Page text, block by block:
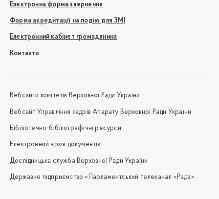
Електронна форма звернення
Форма акредитації на подію для ЗМІ
Електронний кабінет громадянина
Контакти
Вебсайти комітетів Верховної Ради України
Вебсайт Управління кадрів Апарату Верховної Ради України
Бібліотечно-бібліографічні ресурси
Електронний архів документів
Дослідницька служба Верховної Ради України
Державне підприємство «Парламентський телеканал «Рада»